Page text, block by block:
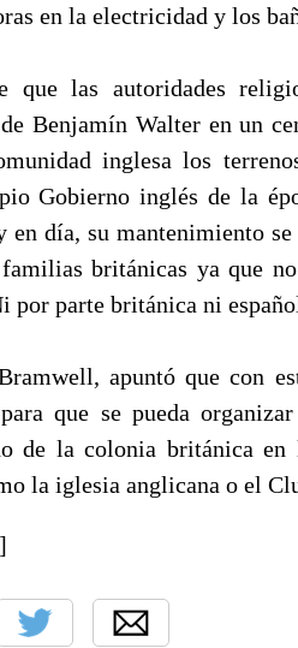
en la electricidad y los
que las autoridades
Benjamín Walter en un
inglesa los
Gobierno inglés de la
día, su mantenimiento se
británicas ya que
parte británica ni
apuntó que con
que se pueda
de la colonia británica
la iglesia anglicana o el